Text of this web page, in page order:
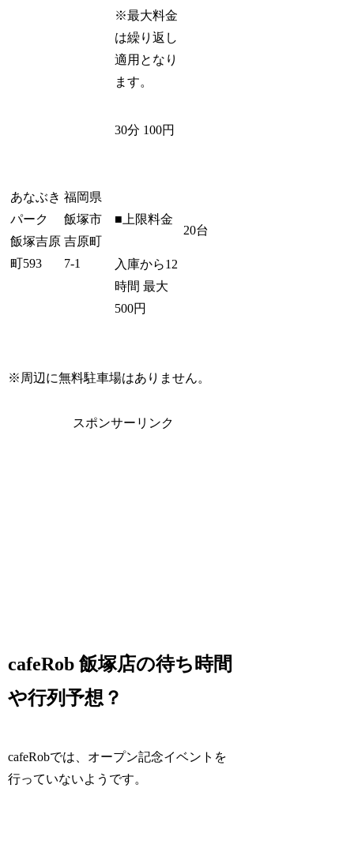
※最大料金
は繰り返し
適用となり
ます。
あなぶき
パーク
飯塚吉原
町593
福岡県
飯塚市
吉原町
7-1
30分 100円
■上限料金
入庫から12
時間 最大
500円
20台
※周辺に無料駐車場はありません。
スポンサーリンク
cafeRob 飯塚店の待ち時間
や行列予想？
cafeRobでは、オープン記念イベントを
行っていないようです。